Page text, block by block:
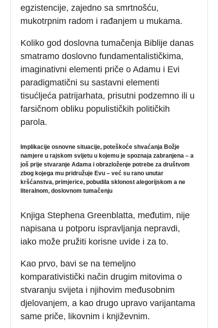
egzistencije, zajedno sa smrtnošću,
mukotrpnim radom i rađanjem u mukama.
Koliko god doslovna tumačenja Biblije danas
smatramo doslovno fundamentalističkima,
imaginativni elementi priče o Adamu i Evi
paradigmatični su sastavni elementi
tisućljeća patrijarhata, prisutni podzemno ili u
farsičnom obliku populističkih političkih
parola.
Implikacije osnovne situacije, poteškoće shvaćanja Božje
namjere u rajskom svijetu u kojemu je spoznaja zabranjena – a
još prije stvaranje Adama i obrazloženje potrebe za društvom
zbog kojega mu pridružuje Evu – već su rano unutar
kršćanstva, primjerice, pobudila sklonost alegorijskom a ne
literalnom, doslovnom tumačenju
Knjiga Stephena Greenblatta, međutim, nije
napisana u potporu ispravljanja nepravdi,
iako može pružiti korisne uvide i za to.
Kao prvo, bavi se na temeljno
komparativistički način drugim mitovima o
stvaranju svijeta i njihovim međusobnim
djelovanjem, a kao drugo upravo varijantama
same priče, likovnim i književnim.